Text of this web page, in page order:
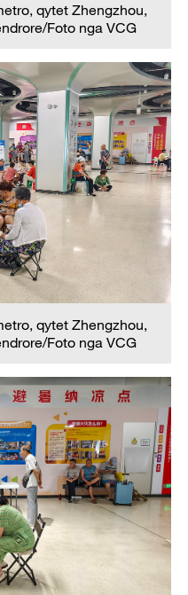
qytet Zhengzhou,
Foto nga VCG
qytet Zhengzhou,
Foto nga VCG